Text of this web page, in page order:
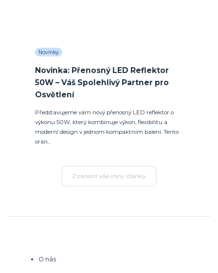
Novinky
Novinka: Přenosný LED Reflektor
50W – Váš Spolehlivý Partner pro
Osvětlení
Představujeme vám nový přenosný LED reflektor o
výkonu 50W, který kombinuje výkon, flexibilitu a
moderní design v jednom kompaktním balení. Tento
oran...
Zobrazit všechny články
O nás